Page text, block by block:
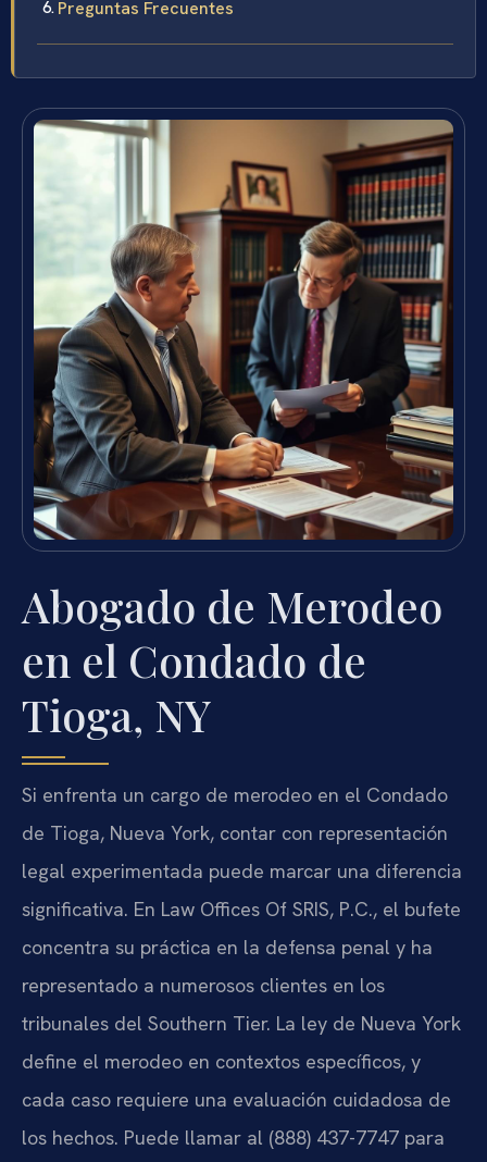
Preguntas Frecuentes
Abogado de Merodeo
en el Condado de
Tioga, NY
Si enfrenta un cargo de merodeo en el Condado
de Tioga, Nueva York, contar con representación
legal experimentada puede marcar una diferencia
significativa. En Law Offices Of SRIS, P.C., el bufete
concentra su práctica en la defensa penal y ha
representado a numerosos clientes en los
tribunales del Southern Tier. La ley de Nueva York
define el merodeo en contextos específicos, y
cada caso requiere una evaluación cuidadosa de
los hechos. Puede llamar al (888) 437-7747 para